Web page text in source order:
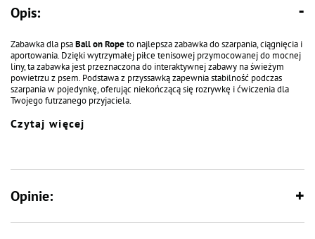
Opis:
Zabawka dla psaBall on Ropeto najlepsza zabawka do szarpania, ciągnięcia i
aportowania. Dzięki wytrzymałej piłce tenisowej przymocowanej do mocnej
liny, ta zabawka jest przeznaczona do interaktywnej zabawy na świeżym
powietrzu z psem. Podstawa z przyssawką zapewnia stabilność podczas
szarpania w pojedynkę, oferując niekończącą się rozrywkę i ćwiczenia dla
Twojego futrzanego przyjaciela.
Trwała konstrukcja: do długotrwałego użytkowania
Wymiary: 43 x 9 x 9 cm
Materiał: TPR + poliester
Czytaj więcej
Opinie: